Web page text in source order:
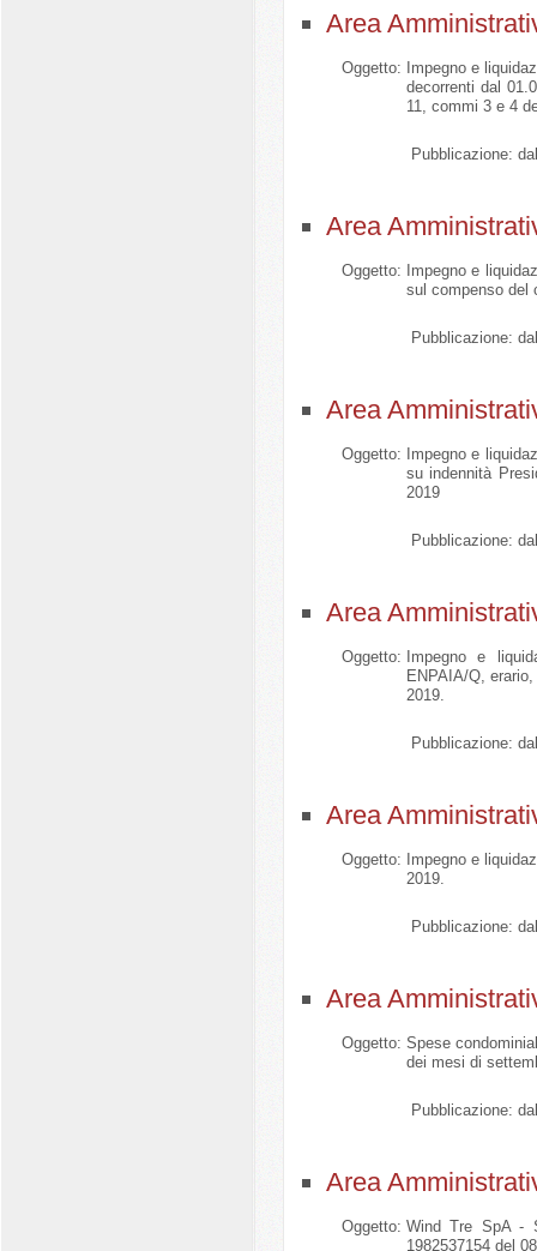
Area
Oggetto:
Impegno e
decorrenti dal
11, commi 3 e 4
Pubblicazione:
Area
Oggetto:
Impegno e
sul compenso del
Pubblicazione:
Area
Oggetto:
Impegno e
su indennità
2019
Pubblicazione:
Area
Oggetto:
Impegno e
ENPAIA/Q,
2019.
Pubblicazione:
Area
Oggetto:
Impegno e
2019.
Pubblicazione:
Area
Oggetto: Spese
dei mesi di
Pubblicazione:
Area
Oggetto: Wind Tre SpA -
1982537154 del